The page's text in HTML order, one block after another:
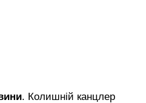
. Колишній канцлер